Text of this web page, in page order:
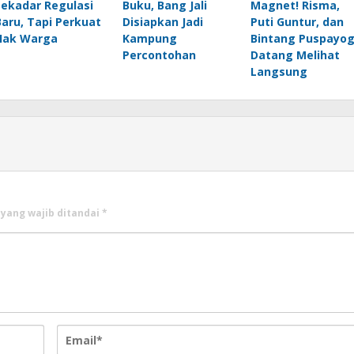
Regulasi
Tapi Perkuat
Warga
Buku, Bang Jali
Disiapkan Jadi
Kampung
Percontohan
Magnet! Risma,
Puti Guntur, dan
Bintang
Datang Melihat
Langsung
yang wajib ditandai *